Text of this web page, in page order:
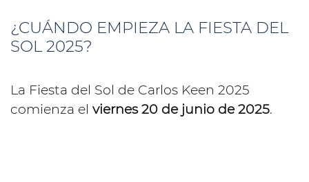
¿CUÁNDO EMPIEZA LA FIESTA DEL
SOL 2025?
La Fiesta del Sol de Carlos Keen 2025
comienza el viernes 20 de junio de 2025.